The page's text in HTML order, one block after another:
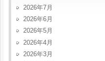
2026年7月
2026年6月
2026年5月
2026年4月
2026年3月